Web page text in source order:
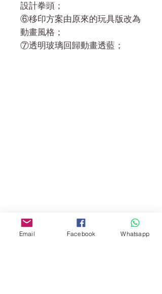
設計拳頭；
⑥移印方案由原來的玩具版改為
動畫風格；
⑦透明玻璃回歸動畫透藍；
Yau Ma Tei, Hong Kong.
Email Facebook Whatsapp